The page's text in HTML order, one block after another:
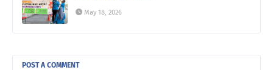
May 18, 2026
POST A COMMENT